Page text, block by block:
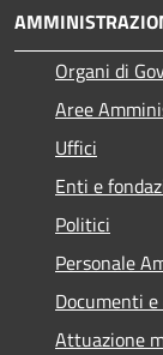
Organi di
Aree
Uffici
Enti e
Politici
Personale
Documenti
Attuazione